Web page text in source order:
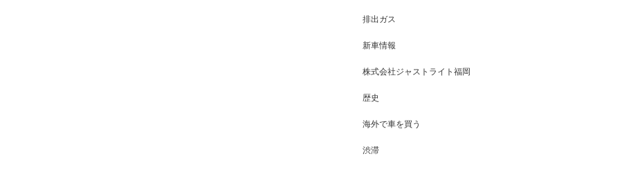
排出ガス
新車情報
株式会社ジャストライト福岡
歴史
海外で車を買う
渋滞